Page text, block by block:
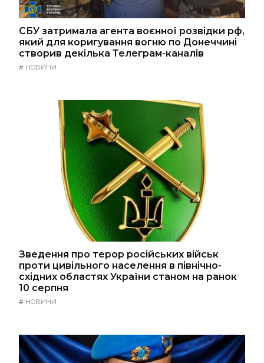
СБУ затримала агента воєнної розвідки рф,
який для коригування вогню по Донеччині
створив декілька Телеграм-каналів
# НОВИНИ
Зведення про терор російських військ
проти цивільного населення в північно-
східних областях України станом на ранок
10 серпня
# НОВИНИ